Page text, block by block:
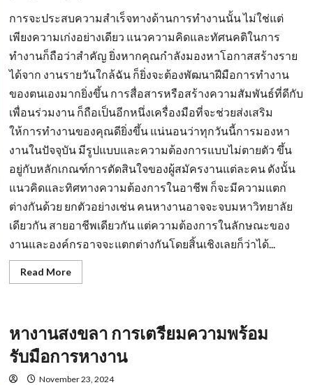
อาชีพ
การจะประสบความสำเร็จทางด้านการทำงานนั้น ไม่ใช่แต่
เพียงความเก่งอย่างเดียว แนวความคิดและทัศนคติในการ
ทำงานก็ถือว่าสำคัญ ยิ่งหากคุณกำลังมองหาโอกาสสร้างราย
ได้จาก งานรายวันใกล้ฉัน ก็ยิ่งจะต้องพัฒนาฝีมือการทำงาน
ของตนเองมากยิ่งขึ้น การสื่อสารหรือสร้างความสัมพันธ์ที่ดีกับ
เพื่อนร่วมงาน ก็ถือเป็นอีกหนึ่งเครื่องมือที่จะช่วยส่งเสริม
ให้การทำงานของคุณดียิ่งขึ้น แน่นอนว่าทุกวันนี้การมองหา
งานในปัจจุบัน มีรูปแบบและความต้องการแบบไม่ตายตัว ขึ้น
อยู่กับหลักเกณฑ์การตัดสินใจของผู้สมัครงานแต่ละคน ดังนั้น
แนวคิดและทิศทางความต้องการในอาชีพ ก็จะมีความแตก
ต่างกันด้วย ยกตัวอย่างเช่น คนหางานอาจจะจบมหาวิทยาลัย
เดียวกัน สายอาชีพเดียวกัน แต่ความต้องการในลักษณะของ
งานและองค์กรอาจจะแตกต่างกันโดยสิ้นเชิงเลยก็ว่าได้...
Read MoreRead
more
ใกล้
ฉัน
แหล่ง
งาน
หางานสงขลา การเตรียมความพร้อม
รับมือการหางาน
November 23, 2024